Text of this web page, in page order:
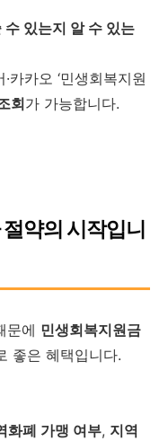
있는지 알 수 있는
카오 ‘민생회복지원
회가 가능합니다.
약의 시작입니
문에 민생회복지원금
좋은 혜택입니다.
화폐 가맹 여부, 지역